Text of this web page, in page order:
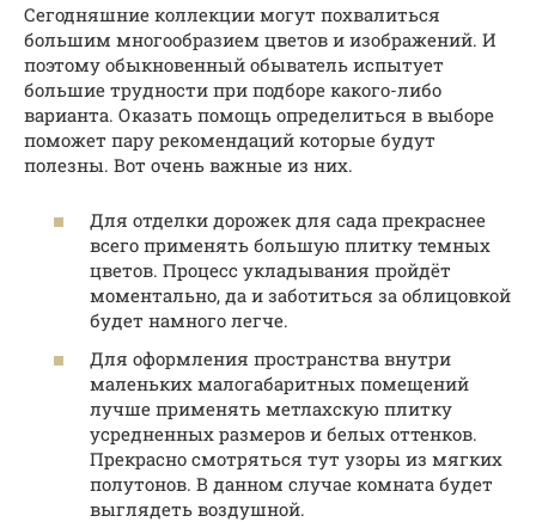
Сегодняшние коллекции могут похвалиться
большим многообразием цветов и изображений. И
поэтому обыкновенный обыватель испытует
большие трудности при подборе какого-либо
варианта. Оказать помощь определиться в выборе
поможет пару рекомендаций которые будут
полезны. Вот очень важные из них.
Для отделки дорожек для сада прекраснее
всего применять большую плитку темных
цветов. Процесс укладывания пройдёт
моментально, да и заботиться за облицовкой
будет намного легче.
Для оформления пространства внутри
маленьких малогабаритных помещений
лучше применять метлахскую плитку
усредненных размеров и белых оттенков.
Прекрасно смотряться тут узоры из мягких
полутонов. В данном случае комната будет
выглядеть воздушной.